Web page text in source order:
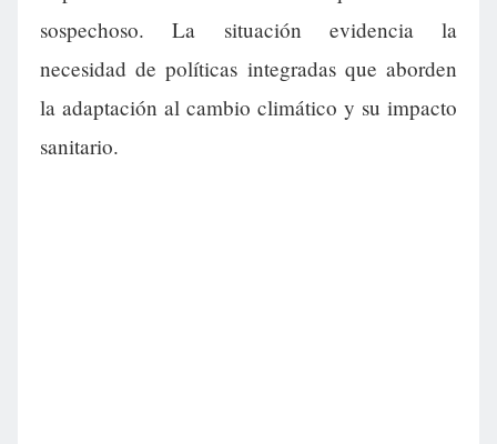
sospechoso. La situación evidencia la
necesidad de políticas integradas que aborden
la adaptación al cambio climático y su impacto
sanitario.